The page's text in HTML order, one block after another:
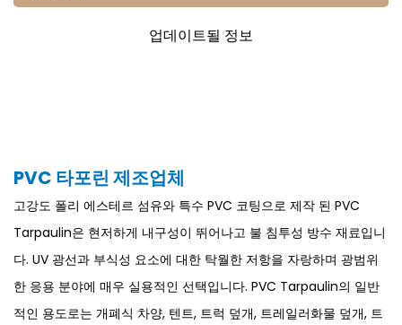
업데이트될 정보
PVC 타포린 제조업체
고강도 폴리 에스테르 섬유와 특수 PVC 코팅으로 제작 된 PVC
Tarpaulin은 현저하게 내구성이 뛰어나고 불 침투성 방수 재료입니
다. UV 광선과 부식성 요소에 대한 탁월한 저항을 자랑하며 광범위
한 응용 분야에 매우 실용적인 선택입니다. PVC Tarpaulin의 일반
적인 용도로는 개폐식 차양, 텐트, 트럭 덮개, 트레일러화물 덮개, 트